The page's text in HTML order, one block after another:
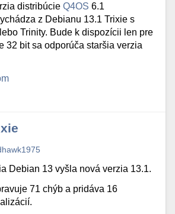
distribúcieQ4OS 6.1
z Debianu 13.1 Trixie s
Trinity. Bude k dispozícii len pre
32 bit sa odporúča staršia verzia
Debian 13 vyšla nová verzia 13.1.
71 chýb a pridáva 16